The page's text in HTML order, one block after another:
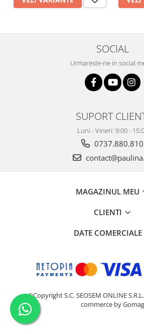
SOCIAL
Urmareste-ne in social
SUPORT
Luni - Vineri: 9:00 -
0737.880.810
MAGAZINUL MEU
CLIENTI
DATE COMERCIALE
©Copyright S.C. SEOSEM ONLINE
commerce by Gomag